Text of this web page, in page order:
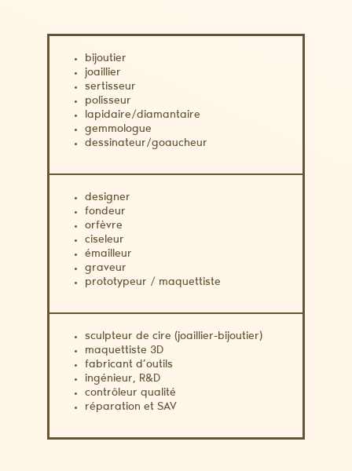
bijoutier
joaillier
sertisseur
polisseur
lapidaire/diamantaire
gemmologue
dessinateur/goaucheur
designer
fondeur
orfèvre
ciseleur
émailleur
graveur
prototypeur / maquettiste
sculpteur de cire (joaillier-bijoutier)
maquettiste 3D
fabricant d’outils
ingénieur, R&D
contrôleur qualité
réparation et SAV